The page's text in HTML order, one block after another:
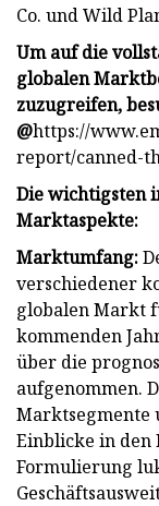
Co. und Wild
Um auf die
globalen
zuzugreifen,
@https://
report/canned-
Die wichtigsten
Marktaspekte:
Marktumfang:
verschiedener
globalen Markt
kommenden
über die
aufgenommen.
Marktsegmente
Einblicke in den
Formulierung